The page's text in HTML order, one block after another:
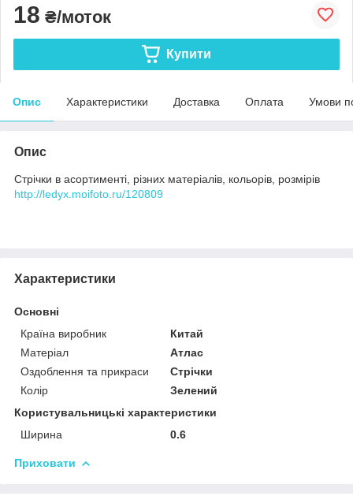
18 ₴/моток
Купити
Опис Характеристики Доставка Оплата Умови
Опис
Стрічки в асортименті, різних матеріалів, кольорів, розмірів
http://ledyx.moifoto.ru/120809
Характеристики
Основні
Країна виробник
Китай
Матеріал
Атлас
Оздоблення та прикраси
Стрічки
Колір
Зелений
Користувальницькі характеристики
Ширина
0.6
Приховати